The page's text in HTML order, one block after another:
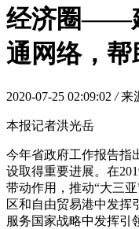
经济圈——
通网络，帮
2020-07-25 02:09:02 / 来
本报记者洪光岳
今年省政府工作报告指
设取得重要进展。在
带动作用，推动“大三
区和自由贸易港中发挥
服务国家战略中发挥引